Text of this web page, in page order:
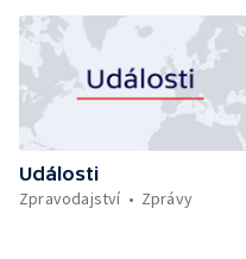
Události
Zpravodajství
Zprávy